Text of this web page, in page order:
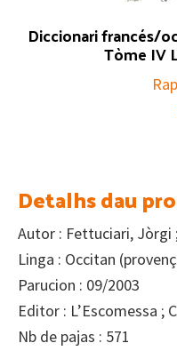
Diccionari francés/
Tòme IV
Detalhs dau
Autor : Fettuciari, Jòrgi
Linga : Occitan
Parucion : 09/2003
Editor : L’Escomessa ;
Nb de pajas : 571